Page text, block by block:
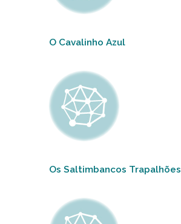
O Cavalinho Azul
Os Saltimbancos Trapalhões